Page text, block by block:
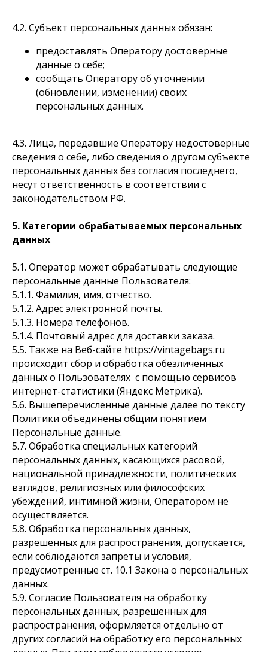
4.2. Субъект персональных данных обязан:
предоставлять Оператору достоверные
данные о себе;
сообщать Оператору об уточнении
(обновлении, изменении) своих
персональных данных.
4.3. Лица, передавшие Оператору недостоверные
сведения о себе, либо сведения о другом субъекте
персональных данных без согласия последнего,
несут ответственность в соответствии с
законодательством РФ.
5. Категории обрабатываемых персональных
данных
5.1. Оператор может обрабатывать следующие
персональные данные Пользователя:
5.1.1. Фамилия, имя, отчество.
5.1.2. Адрес электронной почты.
5.1.3. Номера телефонов.
5.1.4. Почтовый адрес для доставки заказа.
5.5. Также на Веб-сайте https://vintagebags.ru
происходит сбор и обработка обезличенных
данных о Пользователях с помощью сервисов
интернет-статистики (Яндекс Метрика).
5.6. Вышеперечисленные данные далее по тексту
Политики объединены общим понятием
Персональные данные.
5.7. Обработка специальных категорий
персональных данных, касающихся расовой,
национальной принадлежности, политических
взглядов, религиозных или философских
убеждений, интимной жизни, Оператором не
осуществляется.
5.8. Обработка персональных данных,
разрешенных для распространения, допускается,
если соблюдаются запреты и условия,
предусмотренные ст. 10.1 Закона о персональных
данных.
5.9. Согласие Пользователя на обработку
персональных данных, разрешенных для
распространения, оформляется отдельно от
других согласий на обработку его персональных